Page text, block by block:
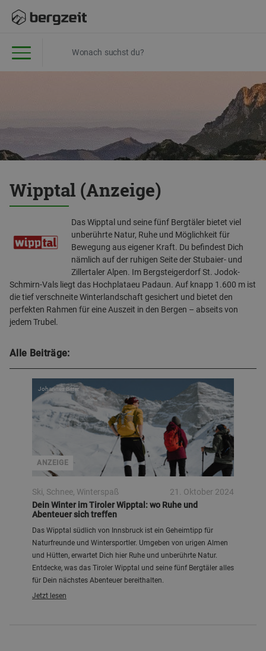
Wipptal (Anzeige)
Das Wipptal und seine fünf Bergtäler bietet viel
unberührte Natur, Ruhe und Möglichkeit für
Bewegung aus eigener Kraft. Du befindest Dich
nämlich auf der ruhigen Seite der Stubaier- und
Zillertaler Alpen. Im Bergsteigerdorf St. Jodok-
Schmirn-Vals liegt das Hochplataeu Padaun. Auf knapp 1.600 m ist
die tief verschneite Winterlandschaft gesichert und bietet den
perfekten Rahmen für eine Auszeit in den Bergen – abseits von
jedem Trubel.
Alle Beiträge:
ANZEIGE
Johannes Bitter
Ski, Schnee, Winterspaß
21. Oktober 2024
Dein Winter im Tiroler Wipptal: wo Ruhe und
Abenteuer sich treffen
Das Wipptal südlich von Innsbruck ist ein Geheimtipp für
Naturfreunde und Wintersportler. Umgeben von urigen Almen
und Hütten, erwartet Dich hier Ruhe und unberührte Natur.
Entdecke, was das Tiroler Wipptal und seine fünf Bergtäler alles
für Dein nächstes Abenteuer bereithalten.
Jetzt lesen